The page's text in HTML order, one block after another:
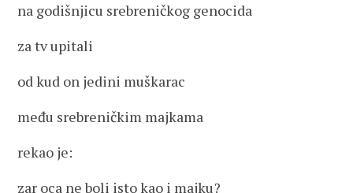
na godišnjicu srebreničkog genocida
za tv upitali
od kud on jedini muškarac
među srebreničkim majkama
rekao je:
zar oca ne boli isto kao i majku?